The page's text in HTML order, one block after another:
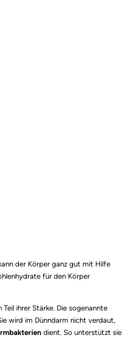
der Körper ganz gut mit Hilfe
für den Körper
ihrer Stärke. Die sogenannte
wird im Dünndarm nicht verdaut,
dient. So unterstützt sie